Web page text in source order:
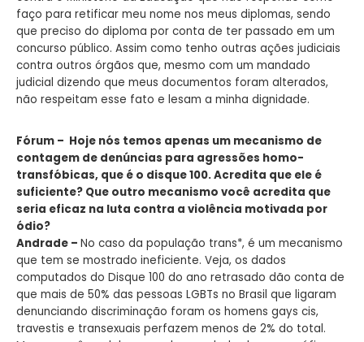
faço para retificar meu nome nos meus diplomas, sendo
que preciso do diploma por conta de ter passado em um
concurso público. Assim como tenho outras ações judiciais
contra outros órgãos que, mesmo com um mandado
judicial dizendo que meus documentos foram alterados,
não respeitam esse fato e lesam a minha dignidade.
Fórum – Hoje nós temos apenas um mecanismo de
contagem de denúncias para agressões homo-
transfóbicas, que é o disque 100. Acredita que ele é
suficiente? Que outro mecanismo você acredita que
seria eficaz na luta contra a violência motivada por
ódio?
Andrade – No caso da população trans*, é um mecanismo
que tem se mostrado ineficiente. Veja, os dados
computados do Disque 100 do ano retrasado dão conta de
que mais de 50% das pessoas LGBTs no Brasil que ligaram
denunciando discriminação foram os homens gays cis,
travestis e transexuais perfazem menos de 2% do total.